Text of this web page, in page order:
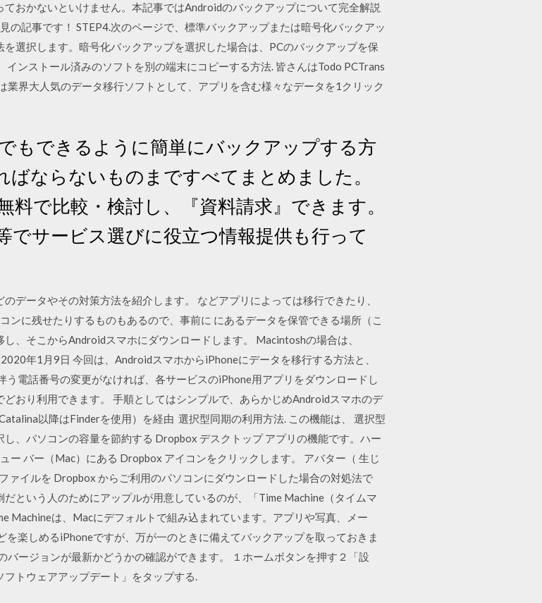
おかないといけません。本記事ではAndroidのバックアップについて完全解説
の記事です！ STEP4.次のページで、標準バックアップまたは暗号化バックアッ
選択します。暗号化バックアップを選択した場合は、PCのバックアップを保
ンストール済みのソフトを別の端末にコピーする方法. 皆さんはTodo PCTrans
界大人気のデータ移行ソフトとして、アプリを含む様々なデータを1クリック
もできるように簡単にバックアップする方
ならないものまですべてまとめました。
料で比較・検討し、『資料請求』できます。
でサービス選びに役立つ情報提供も行って
データやその対策方法を紹介します。 などアプリによっては移行できたり、
ンに残せたりするものもあるので、事前に にあるデータを保管できる場所（こ
、そこからAndroidスマホにダウンロードします。 Macintoshの場合は、
年1月9日 今回は、AndroidスマホからiPhoneにデータを移行する方法と、
電話番号の変更がなければ、各サービスのiPhone用アプリをダウンロードし
おり利用できます。 手順としてはシンプルで、あらかじめAndroidスマホのデ
以降はFinderを使用）を経由 選択型同期の利用方法. この機能は、 選択型
、パソコンの容量を節約する Dropbox デスクトップ アプリの機能です。ハー
ー バー（Mac）にある Dropbox アイコンをクリックします。 アバター（ 生じ
ァイルを Dropbox からご利用のパソコンにダウンロードした場合の対処法で
という人のためにアップルが用意しているのが、「Time Machine（タイムマ
Machineは、Macにデフォルトで組み込まれています。アプリや写真、メー
楽しめるiPhoneですが、万が一のときに備えてバックアップを取っておきま
バージョンが最新かどうかの確認ができます。 １ホームボタンを押す２「設
トウェアアップデート」をタップする.